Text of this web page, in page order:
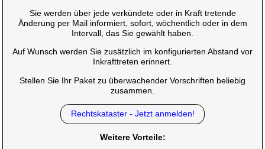
Sie werden über jede verkündete oder in Kraft tretende
Änderung per Mail informiert, sofort, wöchentlich oder in dem
Intervall, das Sie gewählt haben.
Auf Wunsch werden Sie zusätzlich im konfigurierten Abstand vor
Inkrafttreten erinnert.
Stellen Sie Ihr Paket zu überwachender Vorschriften beliebig
zusammen.
Rechtskataster - Jetzt anmelden!
Weitere Vorteile: